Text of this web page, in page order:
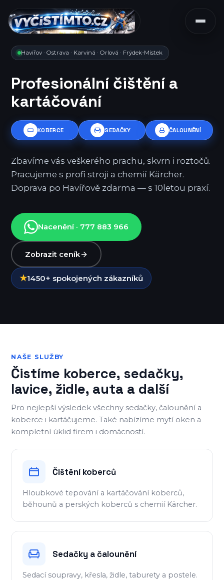
Havířov · Ostrava · Karviná · Orlová · Frýdek-Místek
Profesionální čištění a
kartáčování
KOBERCE SEDAČKY ČALOUNĚNÍ
Zbavíme vás veškerého prachu, skvrn i roztočů.
Pracujeme s profi stroji a chemií Kärcher.
Doprava po Havířově zdarma — s 10letou praxí.
Nacenění · 777 883 966
Zobrazit ceník
1450+ spokojených zákazníků
NAŠE SLUŽBY
Čistíme koberce, sedačky,
lavice, židle, auta a další
Pro nejlepší výsledek všechny sedačky, čalounění a
koberce i kartáčujeme. Také nabízíme mytí oken a
kompletní úklid firem i domácností.
Čištění koberců
Hloubkové tepování a kartáčování koberců,
běhounů a perských koberců s chemií Kärcher.
Sedačky a čalounění
Sedací soupravy, křesla, židle, taburety a postele.